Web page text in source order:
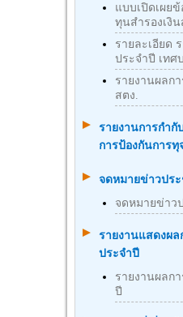
แบบเปิดเผย
ทุนสำรองเงิ
รายละเอียด
ประจำปี เทศ
รายงานผลก
สตง.
รายงานการกำ
การป้องกันการทุ
จดหมายข่าวปร
จดหมายข่าว
รายงานแสดงผ
ประจำปี
รายงานผลก
ปี